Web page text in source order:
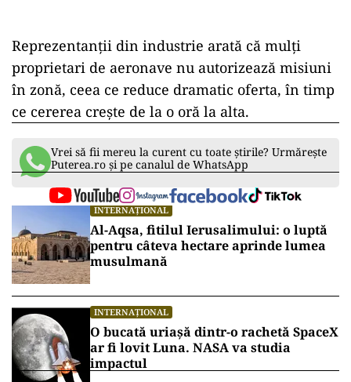
Reprezentanții din industrie arată că mulți
proprietari de aeronave nu autorizează misiuni
în zonă, ceea ce reduce dramatic oferta, în timp
ce cererea crește de la o oră la alta.
Vrei să fii mereu la curent cu toate știrile? Urmărește
Puterea.ro și pe canalul de WhatsApp
INTERNAȚIONAL
Al-Aqsa, fitilul Ierusalimului: o luptă
pentru câteva hectare aprinde lumea
musulmană
INTERNAȚIONAL
O bucată uriașă dintr-o rachetă SpaceX
ar fi lovit Luna. NASA va studia
impactul